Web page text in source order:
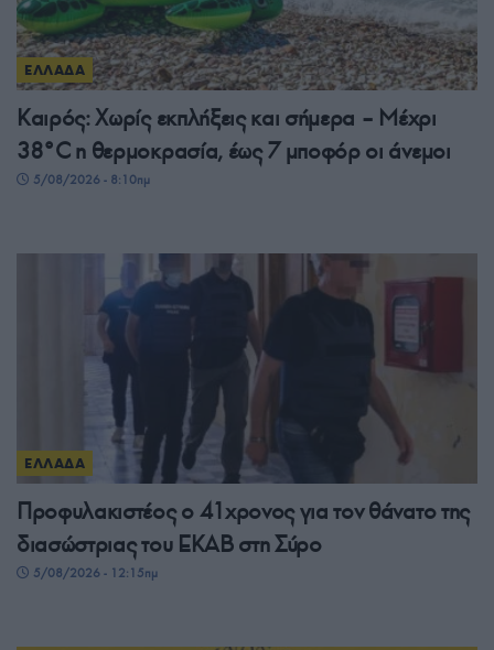
ΕΛΛΑΔΑ
Καιρός: Χωρίς εκπλήξεις και σήμερα – Μέχρι
38°C η θερμοκρασία, έως 7 μποφόρ οι άνεμοι
5/08/2026 - 8:10πμ
ΕΛΛΑΔΑ
Προφυλακιστέος ο 41χρονος για τον θάνατο της
διασώστριας του ΕΚΑΒ στη Σύρο
5/08/2026 - 12:15πμ